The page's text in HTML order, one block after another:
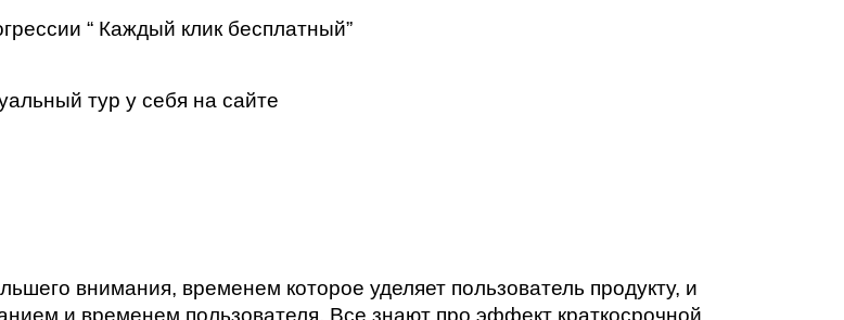
“ Каждый клик бесплатный”
тур у себя на сайте
внимания, временем которое уделяет пользователь продукту, и
и временем пользователя. Все знают про эффект краткосрочной